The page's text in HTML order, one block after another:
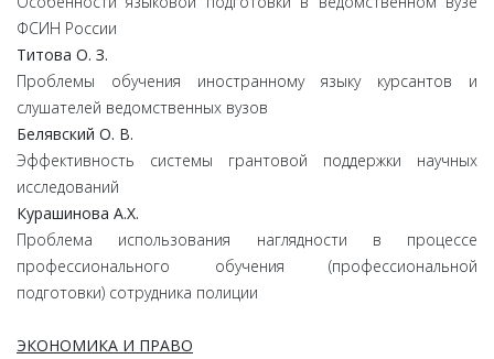
ФСИН России
Титова О. З.
Проблемы обучения иностранному языку курсантов и
слушателей ведомственных вузов
Белявский О. В.
Эффективность системы грантовой поддержки научных
исследований
Курашинова А.Х.
Проблема использования наглядности в процессе
профессионального обучения (профессиональной
подготовки) сотрудника полиции
ЭКОНОМИКА И ПРАВО